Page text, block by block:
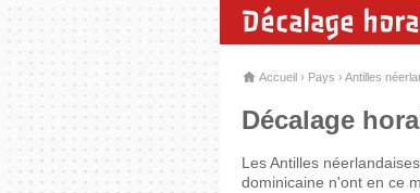
Décalage
Accueil › Pays › Antilles
Décalage
Les Antilles
dominicaine n'ont en ce